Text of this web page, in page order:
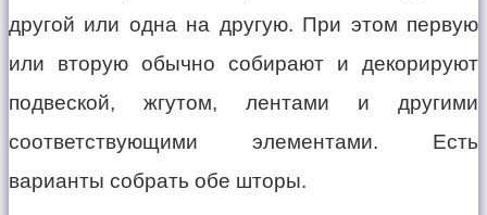
другой или одна на другую. При этом первую
или вторую обычно собирают и декорируют
подвеской, жгутом, лентами и другими
соответствующими элементами. Есть
варианты собрать обе шторы.